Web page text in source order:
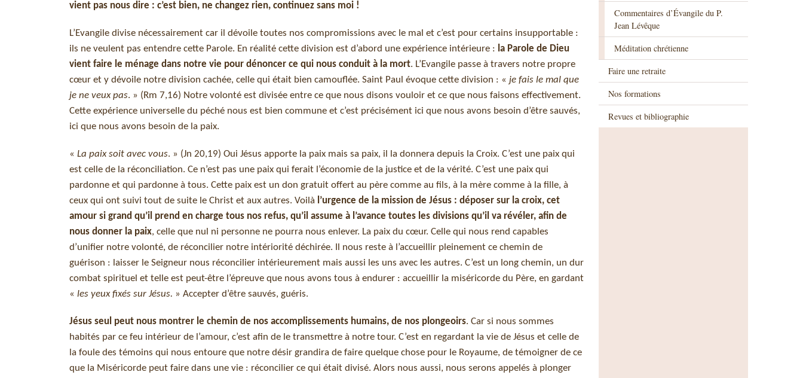
vient pas nous dire : c’est bien, ne changez rien, continuez sans moi !
L’Evangile divise nécessairement car il dévoile toutes nos compromissions avec le mal et c’est pour certains insupportable :
ils ne veulent pas entendre cette Parole. En réalité cette division est d’abord une expérience intérieure : la Parole de Dieu
vient faire le ménage dans notre vie pour dénoncer ce qui nous conduit à la mort. L’Evangile passe à travers notre propre
cœur et y dévoile notre division cachée, celle qui était bien camouflée. Saint Paul évoque cette division : « je fais le mal que
je ne veux pas. » (Rm 7,16) Notre volonté est divisée entre ce que nous disons vouloir et ce que nous faisons effectivement.
Cette expérience universelle du péché nous est bien commune et c’est précisément ici que nous avons besoin d’être sauvés,
ici que nous avons besoin de la paix.
« La paix soit avec vous. » (Jn 20,19) Oui Jésus apporte la paix mais sa paix, il la donnera depuis la Croix. C’est une paix qui
est celle de la réconciliation. Ce n’est pas une paix qui ferait l’économie de la justice et de la vérité. C’est une paix qui
pardonne et qui pardonne à tous. Cette paix est un don gratuit offert au père comme au fils, à la mère comme à la fille, à
ceux qui ont suivi tout de suite le Christ et aux autres. Voilà l’urgence de la mission de Jésus : déposer sur la croix, cet
amour si grand qu’il prend en charge tous nos refus, qu’il assume à l’avance toutes les divisions qu’il va révéler, afin de
nous donner la paix, celle que nul ni personne ne pourra nous enlever. La paix du cœur. Celle qui nous rend capables
d’unifier notre volonté, de réconcilier notre intériorité déchirée. Il nous reste à l’accueillir pleinement ce chemin de
guérison : laisser le Seigneur nous réconcilier intérieurement mais aussi les uns avec les autres. C’est un long chemin, un dur
combat spirituel et telle est peut-être l’épreuve que nous avons tous à endurer : accueillir la miséricorde du Père, en gardant
« les yeux fixés sur Jésus. » Accepter d’être sauvés, guéris.
Jésus seul peut nous montrer le chemin de nos accomplissements humains, de nos plongeoirs. Car si nous sommes
habités par ce feu intérieur de l’amour, c’est afin de le transmettre à notre tour. C’est en regardant la vie de Jésus et celle de
la foule des témoins qui nous entoure que notre désir grandira de faire quelque chose pour le Royaume, de témoigner de ce
que la Miséricorde peut faire dans une vie : réconcilier ce qui était divisé. Alors nous aussi, nous serons appelés à plonger
Commentaires d’Évangile du P.
Jean Lévêque
Méditation chrétienne
Faire une retraite
Nos formations
Revues et bibliographie